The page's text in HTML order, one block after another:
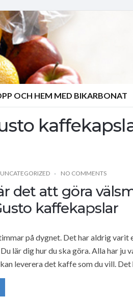
OCH HEM MED BIKARBONAT
UNCATEGORIZED NO COMMENTS
det att göra
kaffekapslar
på dygnet. Det har aldrig
lär dig hur du ska göra. Alla har ju
leverera det kaffe som du vill.